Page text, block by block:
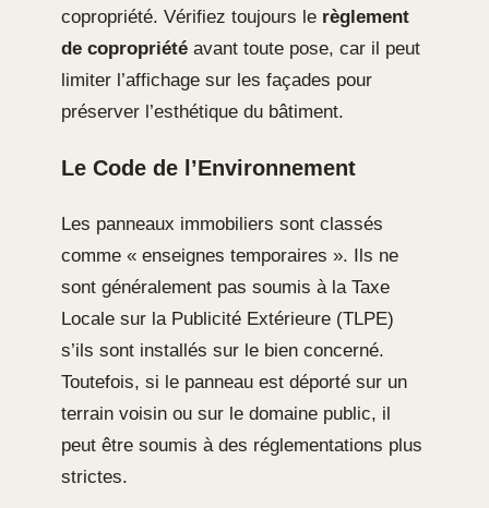
copropriété. Vérifiez toujours le règlement
de copropriété avant toute pose, car il peut
limiter l’affichage sur les façades pour
préserver l’esthétique du bâtiment.
Le Code de l’Environnement
Les panneaux immobiliers sont classés
comme « enseignes temporaires ». Ils ne
sont généralement pas soumis à la Taxe
Locale sur la Publicité Extérieure (TLPE)
s’ils sont installés sur le bien concerné.
Toutefois, si le panneau est déporté sur un
terrain voisin ou sur le domaine public, il
peut être soumis à des réglementations plus
strictes.